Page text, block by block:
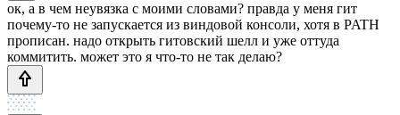
ок, а в чем неувязка с моими словами? правда у меня гит
почему-то не запускается из виндовой консоли, хотя в PATH
прописан. надо открыть гитовский шелл и уже оттуда
коммитить. может это я что-то не так делаю?